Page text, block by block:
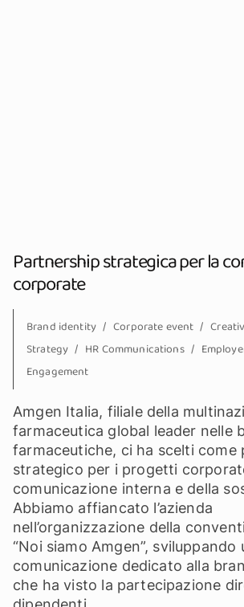
Partnership strategica per la
corporate
Brand identity Corporate event
Strategy
HR Communications
Engagement
Amgen Italia, filiale della
farmaceutica global leader nelle
farmaceutiche, ci ha scelti come
strategico per i progetti
comunicazione interna e della
Abbiamo affiancato l’azienda
nell’organizzazione della
“Noi siamo Amgen”,
comunicazione dedicato alla
che ha visto la partecipazione